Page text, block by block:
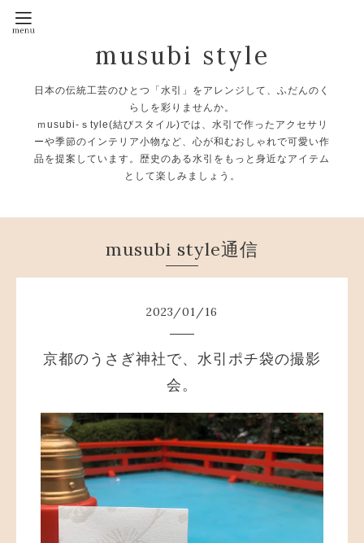
musubi style
日本の伝統工芸のひとつ「水引」をアレンジして、ふだんのく
らしを彩りませんか。
ｍusubi-ｓtyle(結びスタイル)では、水引で作ったアクセサリ
ーや季節のインテリア小物など、心が和むおしゃれで可愛い作
品を提案しています。歴史のある水引をもっと身近なアイテム
として楽しみましょう。
musubi style通信
2023/01/16
京都のうさぎ神社で、水引ポチ袋の撮影
会。